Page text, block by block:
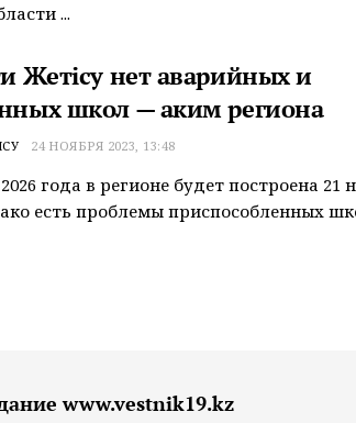
...
Жетісу нет аварийных и
школ — аким региона
24 НОЯБРЯ 2023, 13:48
года в регионе будет построена 21
есть проблемы приспособленных
www.vestnik19.kz